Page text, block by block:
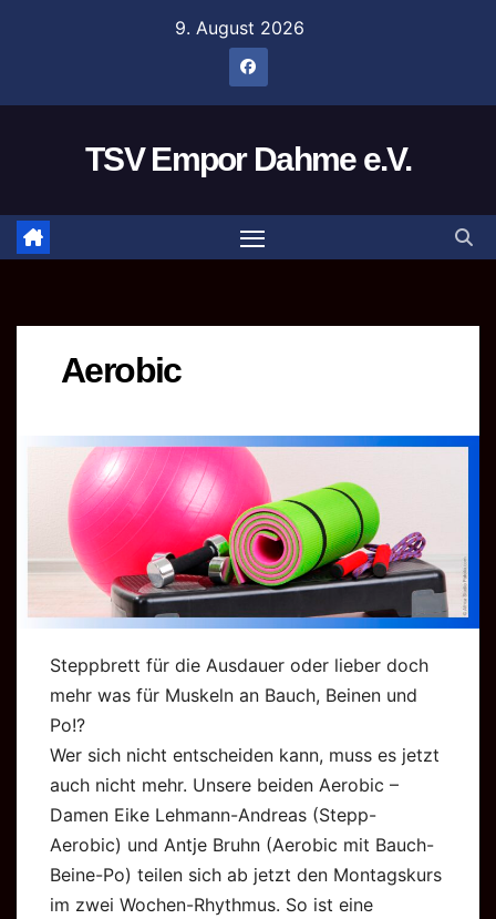
9. August 2026
TSV Empor Dahme e.V.
Aerobic
Steppbrett für die Ausdauer oder lieber doch
mehr was für Muskeln an Bauch, Beinen und
Po!?
Wer sich nicht entscheiden kann, muss es jetzt
auch nicht mehr. Unsere beiden Aerobic –
Damen Eike Lehmann-Andreas (Stepp-
Aerobic) und Antje Bruhn (Aerobic mit Bauch-
Beine-Po) teilen sich ab jetzt den Montagskurs
im zwei Wochen-Rhythmus. So ist eine